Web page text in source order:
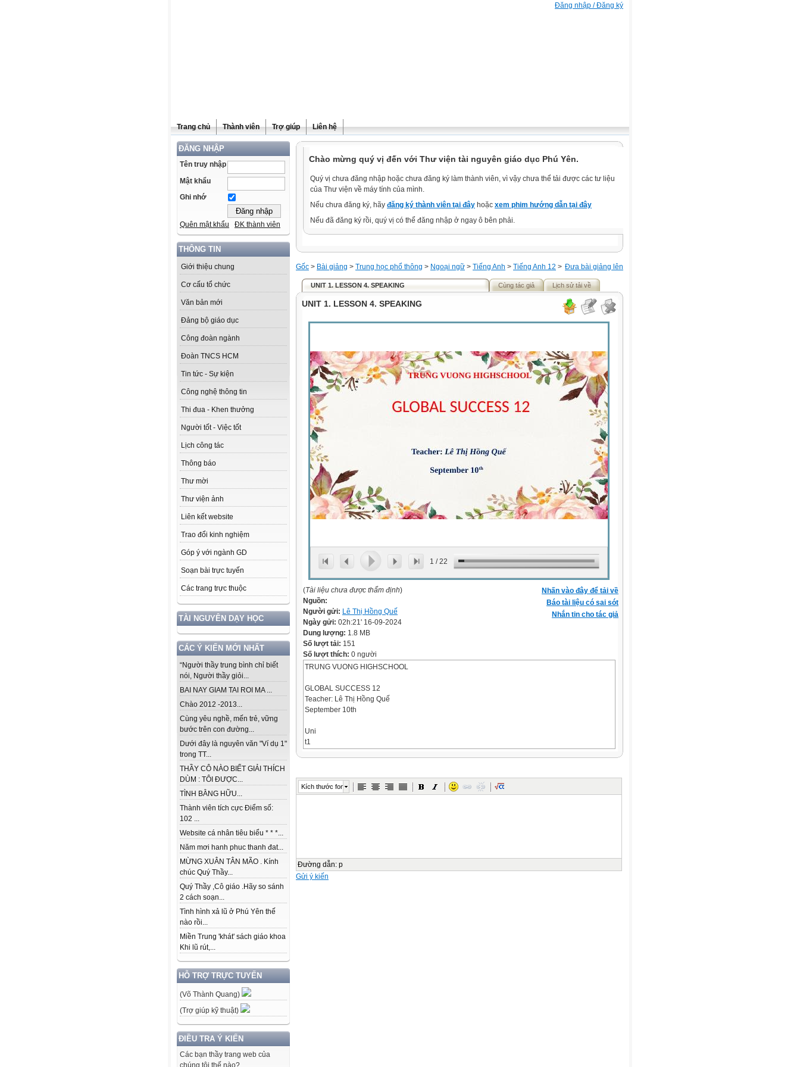
Đăng nhập / Đăng ký
Trang chủ Thành viên Trợ giúp Liên hệ
ĐĂNG NHẬP
Tên truy nhập
Mật khẩu
Ghi nhớ
Quên mật khẩu ĐK thành viên
THÔNG TIN
Giới thiệu chung
Cơ cấu tổ chức
Văn bản mới
Đảng bộ giáo dục
Công đoàn ngành
Đoàn TNCS HCM
Tin tức - Sự kiện
Công nghệ thông tin
Thi đua - Khen thưởng
Người tốt - Việc tốt
Lịch công tác
Thông báo
Thư mời
Thư viện ảnh
Liên kết website
Trao đổi kinh nghiệm
Góp ý với ngành GD
Soạn bài trực tuyến
Các trang trực thuộc
TÀI NGUYÊN DẠY HỌC
CÁC Ý KIẾN MỚI NHẤT
“Người thầy trung bình chỉ biết
nói, Người thầy giỏi...
BAI NAY GIAM TAI ROI MA ...
Chào 2012 -2013...
Cùng yêu nghề, mến trẻ, vững
bước trên con đường...
Dưới đây là nguyên văn "Ví dụ 1"
trong TT...
THẦY CÔ NÀO BIẾT GIẢI THÍCH
DÙM : TÔI ĐƯỢC...
TÌNH BẰNG HỮU...
Thành viên tích cực Điểm số:
102 ...
Website cá nhân tiêu biểu * * *...
Năm mơi hanh phuc thanh đat...
MỪNG XUÂN TÂN MÃO . Kính
chúc Quý Thầy...
Quý Thầy ,Cô giáo .Hãy so sánh
2 cách soạn...
Tình hình xả lũ ở Phú Yên thế
nào rồi...
Miền Trung 'khát' sách giáo khoa
Khi lũ rút,...
HỖ TRỢ TRỰC TUYẾN
(Võ Thành Quang)
(Trợ giúp kỹ thuật)
ĐIỀU TRA Ý KIẾN
Các bạn thầy trang web của
chúng tôi thế nào?
Chào mừng quý vị đến với Thư viện tài nguyên giáo dục Phú Yên.
Quý vị chưa đăng nhập hoặc chưa đăng ký làm thành viên, vì vậy chưa thể tải được các tư liệu
của Thư viện về máy tính của mình.
Nếu chưa đăng ký, hãy đăng ký thành viên tại đây hoặc xem phim hướng dẫn tại đây
Nếu đã đăng ký rồi, quý vị có thể đăng nhập ở ngay ô bên phải.
Đưa bài giảng lên
Gốc > Bài giảng > Trung học phổ thông > Ngoại ngữ > Tiếng Anh > Tiếng Anh 12 >
UNIT 1. LESSON 4. SPEAKING Cùng tác giả Lịch sử tải về
UNIT 1. LESSON 4. SPEAKING
1 /22
Nhấn vào đây để tải về
Báo tài liệu có sai sót
Nhắn tin cho tác giả
(Tài liệu chưa được thẩm định)
Nguồn:
Người gửi: Lê Thị Hồng Quế
Ngày gửi: 02h:21' 16-09-2024
Dung lượng: 1.8 MB
Số lượt tải: 151
Số lượt thích: 0 người
TRUNG VUONG HIGHSCHOOL
GLOBAL SUCCESS 12
Teacher: Lê Thị Hồng Quế
September 10th
Uni
t1
LESSON 4
WARM-UP
WARM-UP
Kích thước font
Đường dẫn: p
Gửi ý kiến